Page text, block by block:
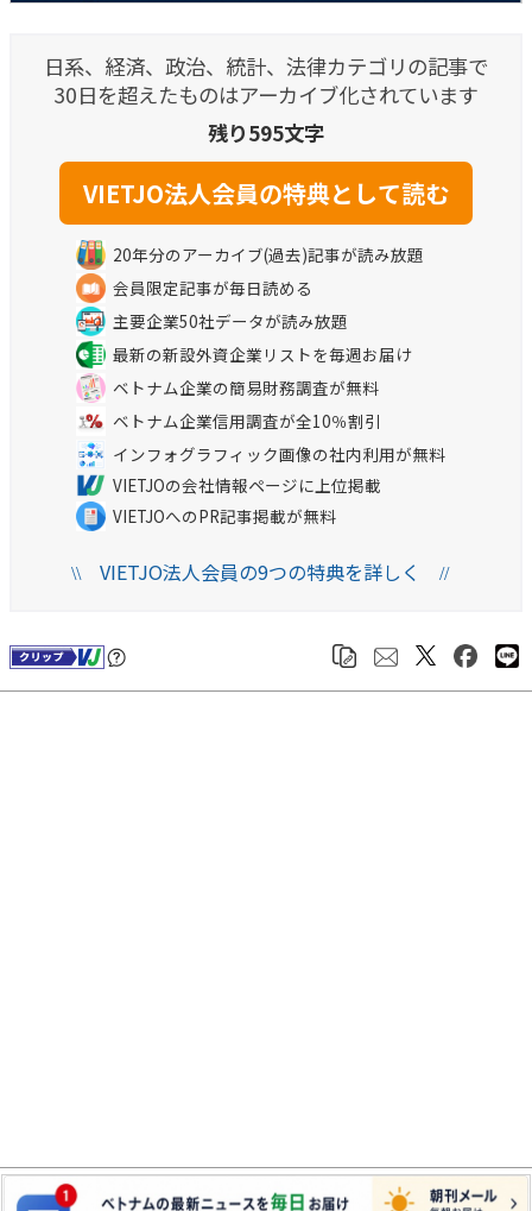
日系、経済、政治、統計、法律カテゴリの記事で
30日を超えたものはアーカイブ化されています
残り595文字
20年分のアーカイブ(過去)記事が読み放題
会員限定記事が毎日読める
主要企業50社データが読み放題
最新の新設外資企業リストを毎週お届け
ベトナム企業の簡易財務調査が無料
ベトナム企業信用調査が全10％割引
インフォグラフィック画像の社内利用が無料
VIETJOの会社情報ページに上位掲載
VIETJOへのPR記事掲載が無料
\\VIETJO法人会員の9つの特典を詳しく //